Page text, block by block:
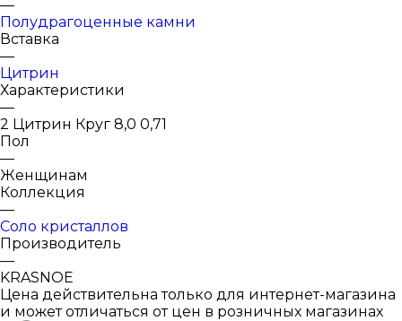
—
Полудрагоценные камни
Вставка
—
Цитрин
Характеристики
—
2 Цитрин Круг 8,0 0,71
Пол
—
Женщинам
Коллекция
—
Соло кристаллов
Производитель
—
KRASNOE
Цена действительна только для интернет-магазина
и может отличаться от цен в розничных магазинах